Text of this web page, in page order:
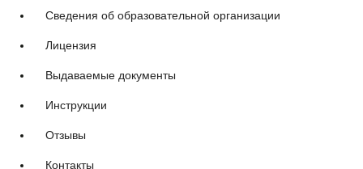
Сведения об образовательной организации
Лицензия
Выдаваемые документы
Инструкции
Отзывы
Контакты